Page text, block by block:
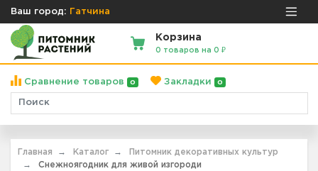
Ваш город: Гатчина
Корзина
0 товаров на 0 ₽
Сравнение товаров 0 Закладки 0
Главная Каталог
Питомник декоративных культур
Снежноягодник для живой изгороди